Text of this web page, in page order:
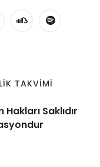
TAKVIMI
Saklıdır